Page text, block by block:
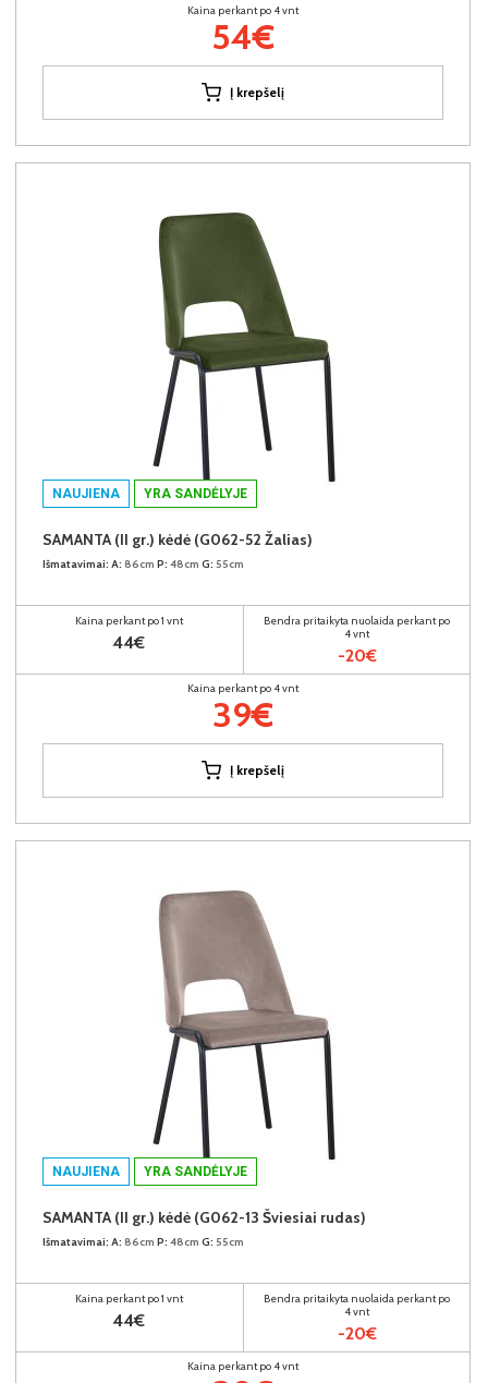
Kaina perkant po 4 vnt
54€
Į krepšelį
NAUJIENA YRA SANDĖLYJE
SAMANTA (II gr.) kėdė (G062-52 Žalias)
Išmatavimai: A: 86cm P: 48cm G: 55cm
Kaina perkant po 1 vnt
44€
Bendra pritaikyta nuolaida perkant po
4 vnt
-20€
Kaina perkant po 4 vnt
39€
Į krepšelį
NAUJIENA YRA SANDĖLYJE
SAMANTA (II gr.) kėdė (G062-13 Šviesiai rudas)
Išmatavimai: A: 86cm P: 48cm G: 55cm
Kaina perkant po 1 vnt
44€
Bendra pritaikyta nuolaida perkant po
4 vnt
-20€
Kaina perkant po 4 vnt